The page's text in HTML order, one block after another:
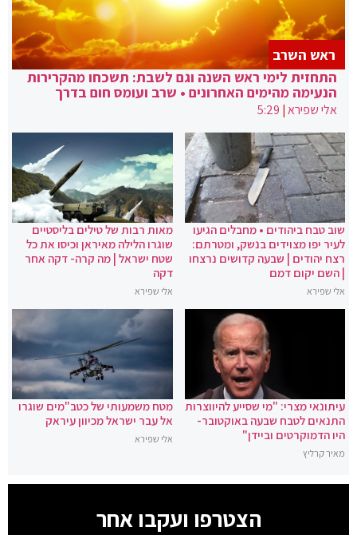
התחזית לימי ראש השנה וגם לשבת: תשכחו מהקרירות
הנעימה מהימים האחרונים • שרב ועומס חום בדרך
אלי שפירא|
5:29
ראש השרב
שוב טבח ביהודים • מחבלים הגיעו
לעיר יפו מצוידים בנשק, ומטרתם:
רצח יהודים | שבעה קדושים נרצחו
| השם יקום דמם
אלי שפירא
מאות רבות של טילים בליסטיים
שוגרו הלילה מאיראן וכיסו את כל
שטח ישראל | מה קרה- דקה אחר
דקה
אלי שפירא
עיתונאי מצרי: "מי שסייע להיווצרות
התנאים לטבח שבעה באוקטובר-
היו הדמוקרטים וביידן"
מאיר קרליץ
מטח משמעותי של כטב"מים שוגרו
אל עבר ישראל מכיוון עיראק
אלי שפירא
הצטרפו ועקבו אחר